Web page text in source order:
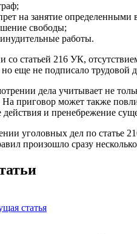
на занятие определенными
свободы;
работы.
со статьей 216 УК,
но еще не подписало трудовой
дела учитывает не
приговор может также
и пренебрежение
уголовных дел по статье
произошло сразу
статья